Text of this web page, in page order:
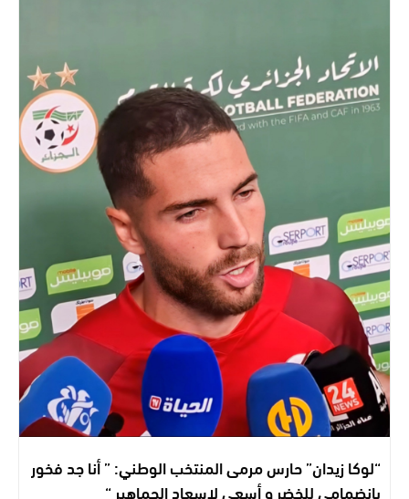
“لوكا زيدان” حارس مرمى المنتخب الوطني: ” أنا جد فخور
بانضمامي للخضر و أسعى لإسعاد الجماهير “